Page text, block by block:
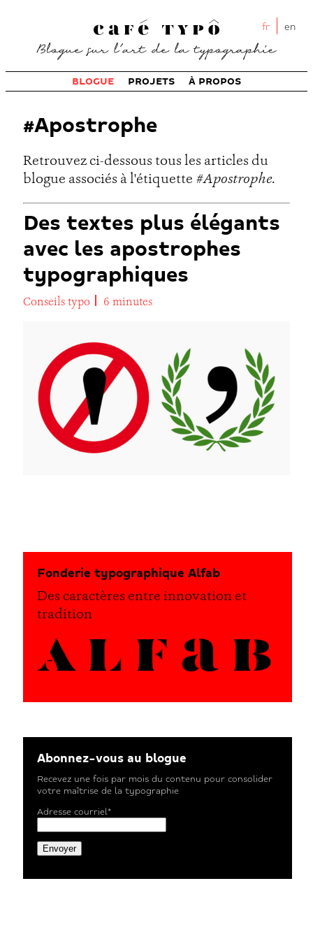
fr en
BLOGUE PROJETS À PROPOS
#Apostrophe
Retrouvez ci-dessous tous les articles du
blogue associés à l'étiquette #Apostrophe.
Des textes plus élégants
avec les apostrophes
typographiques
Conseils typo 6 minutes
Fonderie typographique Alfab
Des caractères entre innovation et
tradition
Abonnez-vous au blogue
Recevez une fois par mois du contenu pour consolider
votre maîtrise de la typographie
Adresse courriel*